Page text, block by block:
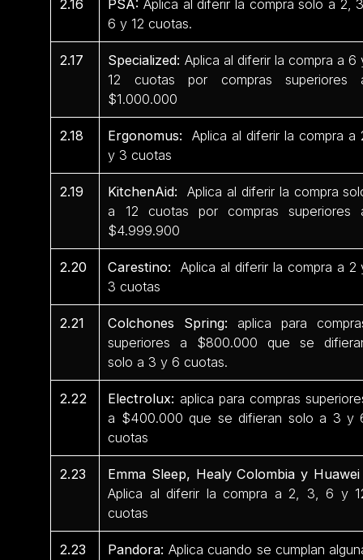
2.16 PSA:Aplica al diferir la compra solo a 2,
6 y 12 cuotas.
2.17 Specialized: Aplica al diferir la compra a 6
12 cuotas por compras superiores
$1.000.000
2.18 Ergonomus:Aplica al diferir la compra a
y 3 cuotas
2.19 KitchenAid:Aplica al diferir la compra
a 12 cuotas por compras superiores
$4.999.900
2.20 Carestino:Aplica al diferir la compra a 2
3 cuotas
2.21 Colchones Spring: aplica para
superiores a $800.000 que se
solo a 3 y 6 cuotas.
2.22 Electrolux: aplica para compras
a $400.000 que se difieran solo a 3 y
cuotas
2.23
Emma Sleep, Healy Colombia y Huawei
Aplica al diferir la compra a 2, 3, 6 y
cuotas
2.23 Pandora: Aplica cuando se cumplan